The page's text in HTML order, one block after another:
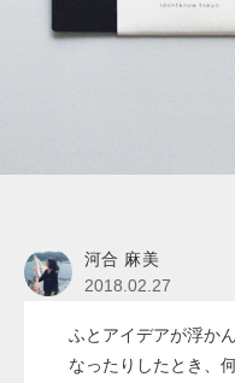
河合 麻美
2018.02.27
ふとアイデアが浮か
なったりしたとき、